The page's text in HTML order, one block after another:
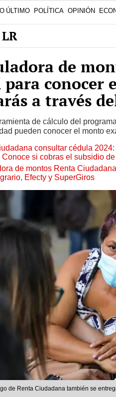
de
para conocer
a través
de cálculo del
pueden conocer el monto
consultar cédula
Conoce si cobras el subsidio
de montos Renta
Efecty y SuperGiros
de Renta Ciudadana también se
Henostroza